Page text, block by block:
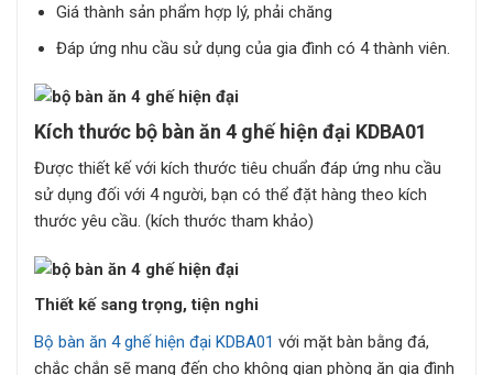
Giá thành sản phẩm hợp lý, phải chăng
Đáp ứng nhu cầu sử dụng của gia đình có 4 thành viên.
Kích thước bộ bàn ăn 4 ghế hiện đại KDBA01
Được thiết kế với kích thước tiêu chuẩn đáp ứng nhu cầu
sử dụng đối với 4 người, bạn có thể đặt hàng theo kích
thước yêu cầu. (kích thước tham khảo)
Thiết kế sang trọng, tiện nghi
Bộ bàn ăn 4 ghế hiện đại KDBA01 với mặt bàn bằng đá,
chắc chắn sẽ mang đến cho không gian phòng ăn gia đình